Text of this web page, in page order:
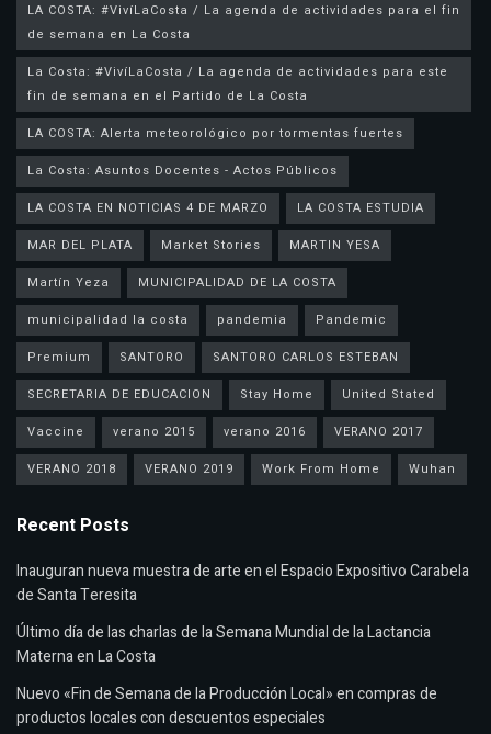
LA COSTA: #VivíLaCosta / La agenda de actividades para el fin
de semana en La Costa
La Costa: #VivíLaCosta / La agenda de actividades para este
fin de semana en el Partido de La Costa
LA COSTA: Alerta meteorológico por tormentas fuertes
La Costa: Asuntos Docentes - Actos Públicos
LA COSTA EN NOTICIAS 4 DE MARZO
LA COSTA ESTUDIA
MAR DEL PLATA
Market Stories
MARTIN YESA
Martín Yeza
MUNICIPALIDAD DE LA COSTA
municipalidad la costa
pandemia
Pandemic
Premium
SANTORO
SANTORO CARLOS ESTEBAN
SECRETARIA DE EDUCACION
Stay Home
United Stated
Vaccine
verano 2015 verano 2016
VERANO 2017
VERANO 2018
VERANO 2019 Work From Home Wuhan
Recent Posts
Inauguran nueva muestra de arte en el Espacio Expositivo Carabela
de Santa Teresita
Último día de las charlas de la Semana Mundial de la Lactancia
Materna en La Costa
Nuevo «Fin de Semana de la Producción Local» en compras de
productos locales con descuentos especiales